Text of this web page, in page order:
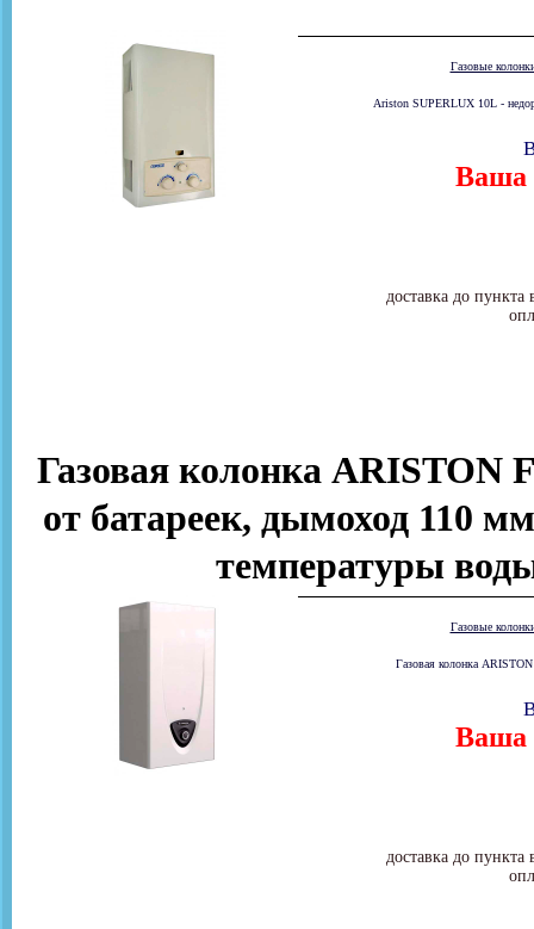
Газовые
Ariston SUPERLUX 10L -
Ваша
доставка до
Газовая колонка ARISTON
от батареек, дымоход 110
температуры
Газовые
Газовая колонка
Ваша
доставка до